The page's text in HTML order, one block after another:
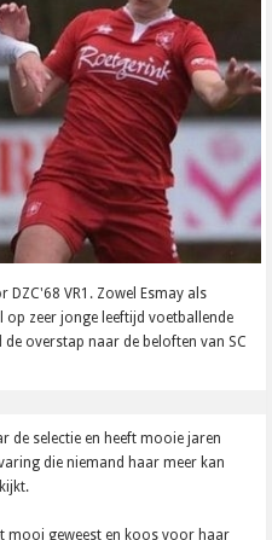
DZC'68 VR1. Zowel Esmay als
op zeer jonge leeftijd voetballende
overstap naar de beloften van SC
de selectie en heeft mooie jaren
die niemand haar meer kan
mooi geweest en koos voor haar